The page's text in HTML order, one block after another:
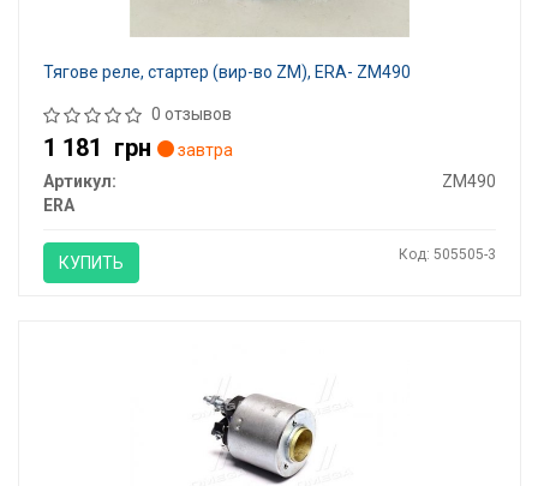
Тягове реле, стартер (вир-во ZM), ERA- ZM490
0 отзывов
1 181 грн
завтра
Артикул:
ZM490
ERA
КУПИТЬ Код: 505505-3